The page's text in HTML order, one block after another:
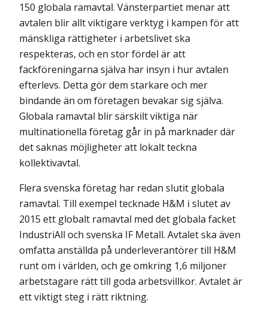
150 globala ramavtal. Vänsterpartiet menar att
avtalen blir allt viktigare verktyg i kampen för att
mänskliga rättigheter i arbetslivet ska
respekteras, och en stor fördel är att
fackföreningarna själva har insyn i hur avtalen
efterlevs. Detta gör dem starkare och mer
bindande än om företagen bevakar sig själva.
Globala ramavtal blir särskilt viktiga när
multinationella företag går in på marknader där
det saknas möjligheter att lokalt teckna
kollektivavtal.
Flera svenska företag har redan slutit globala
ramavtal. Till exempel tecknade H&M i slutet av
2015 ett globalt ramavtal med det globala facket
IndustriAll och svenska IF Metall. Avtalet ska även
omfatta anställda på underleverantörer till H&M
runt om i världen, och ge omkring 1,6 miljoner
arbetstagare rätt till goda arbetsvillkor. Avtalet är
ett viktigt steg i rätt riktning.